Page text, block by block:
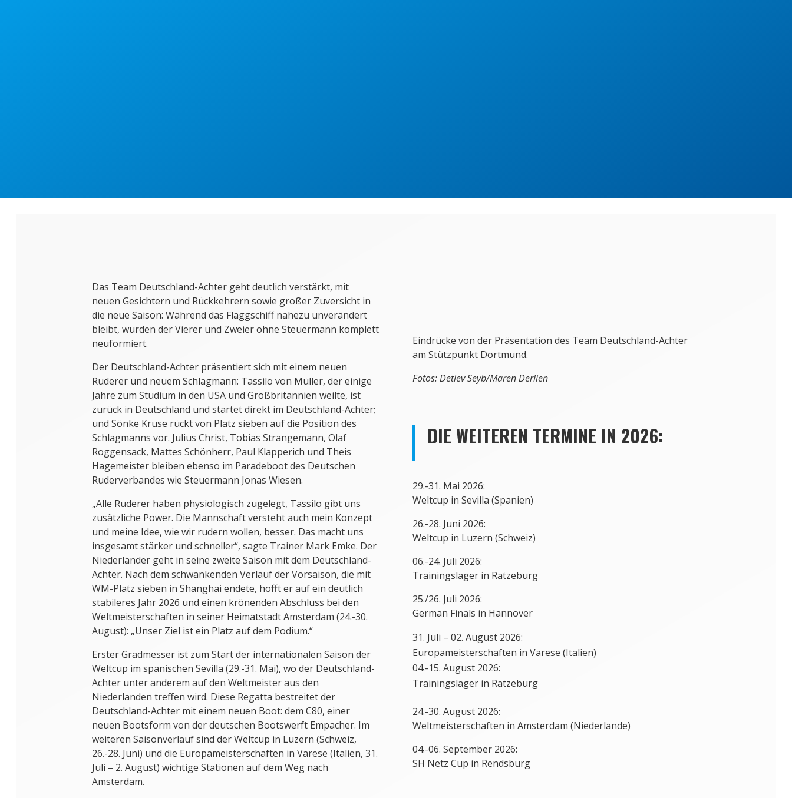
Das Team Deutschland-Achter geht deutlich verstärkt, mit
neuen Gesichtern und Rückkehrern sowie großer Zuversicht in
die neue Saison: Während das Flaggschiff nahezu unverändert
bleibt, wurden der Vierer und Zweier ohne Steuermann komplett
neuformiert.
Der Deutschland-Achter präsentiert sich mit einem neuen
Ruderer und neuem Schlagmann: Tassilo von Müller, der einige
Jahre zum Studium in den USA und Großbritannien weilte, ist
zurück in Deutschland und startet direkt im Deutschland-Achter;
und Sönke Kruse rückt von Platz sieben auf die Position des
Schlagmanns vor. Julius Christ, Tobias Strangemann, Olaf
Roggensack, Mattes Schönherr, Paul Klapperich und Theis
Hagemeister bleiben ebenso im Paradeboot des Deutschen
Ruderverbandes wie Steuermann Jonas Wiesen.
„Alle Ruderer haben physiologisch zugelegt, Tassilo gibt uns
zusätzliche Power. Die Mannschaft versteht auch mein Konzept
und meine Idee, wie wir rudern wollen, besser. Das macht uns
insgesamt stärker und schneller“, sagte Trainer Mark Emke. Der
Niederländer geht in seine zweite Saison mit dem Deutschland-
Achter. Nach dem schwankenden Verlauf der Vorsaison, die mit
WM-Platz sieben in Shanghai endete, hofft er auf ein deutlich
stabileres Jahr 2026 und einen krönenden Abschluss bei den
Weltmeisterschaften in seiner Heimatstadt Amsterdam (24.-30.
August): „Unser Ziel ist ein Platz auf dem Podium.“
Erster Gradmesser ist zum Start der internationalen Saison der
Weltcup im spanischen Sevilla (29.-31. Mai), wo der Deutschland-
Achter unter anderem auf den Weltmeister aus den
Niederlanden treffen wird. Diese Regatta bestreitet der
Deutschland-Achter mit einem neuen Boot: dem C80, einer
neuen Bootsform von der deutschen Bootswerft Empacher. Im
weiteren Saisonverlauf sind der Weltcup in Luzern (Schweiz,
26.-28. Juni) und die Europameisterschaften in Varese (Italien, 31.
Juli – 2. August) wichtige Stationen auf dem Weg nach
Amsterdam.
Eindrücke von der Präsentation des Team Deutschland-Achter
am Stützpunkt Dortmund.
Fotos: Detlev Seyb/Maren Derlien
DIE WEITEREN TERMINE IN 2026:
29.-31. Mai 2026:
Weltcup in Sevilla (Spanien)
26.-28. Juni 2026:
Weltcup in Luzern (Schweiz)
06.-24. Juli 2026:
Trainingslager in Ratzeburg
25./26. Juli 2026:
German Finals in Hannover
Juli – 02. August 2026:
Europameisterschaften in Varese (Italien)
04.-15. August 2026:
Trainingslager in Ratzeburg
24.-30. August 2026:
Weltmeisterschaften in Amsterdam (Niederlande)
04.-06. September 2026:
SH Netz Cup in Rendsburg